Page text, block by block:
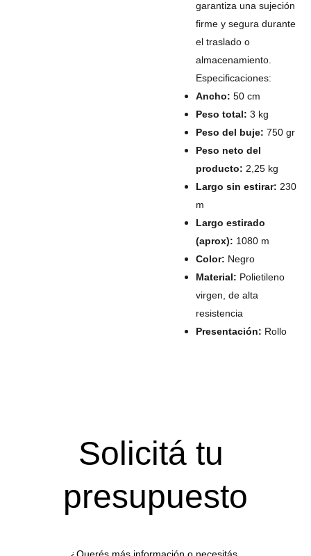
garantiza una sujeción
firme y segura durante
el traslado o
almacenamiento.
Especificaciones:
Ancho: 50 cm
Peso total: 3 kg
Peso del buje: 750 gr
Peso neto del
producto: 2,25 kg
Largo sin estirar: 230
m
Largo estirado
(aprox): 1080 m
Color: Negro
Material: Polietileno
virgen, de alta
resistencia
Presentación: Rollo
Solicitá tu
presupuesto